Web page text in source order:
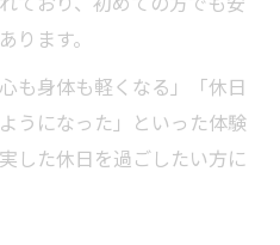
鍼灸整骨院の施術体験
整骨院利用法を解説
理想の休日ケア術
わる理想の休日ケア体
鍼灸整骨院活用ポイン
ります。
も身体も軽くなる」「休日
うになった」といった体験
した休日を過ごしたい方に